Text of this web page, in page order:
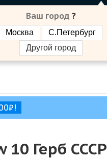
Ваш город ?
Москва
С.Петербург
Другой город
10 Герб СССР